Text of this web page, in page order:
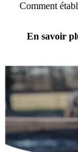
Comment
En savoir